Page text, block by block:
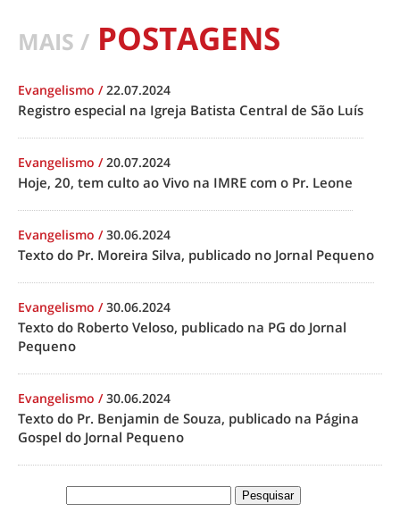
MAIS / POSTAGENS
Evangelismo /22.07.2024
Registro especial na Igreja Batista Central de São Luís
Evangelismo /20.07.2024
Hoje, 20, tem culto ao Vivo na IMRE com o Pr. Leone
Evangelismo /30.06.2024
Texto do Pr. Moreira Silva, publicado no Jornal Pequeno
Evangelismo /30.06.2024
Texto do Roberto Veloso, publicado na PG do Jornal
Pequeno
Evangelismo /30.06.2024
Texto do Pr. Benjamin de Souza, publicado na Página
Gospel do Jornal Pequeno